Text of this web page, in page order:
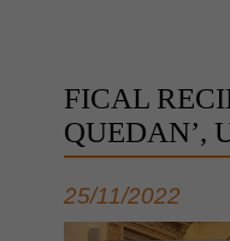
FICAL
QUEDAN’,
25/11/2022